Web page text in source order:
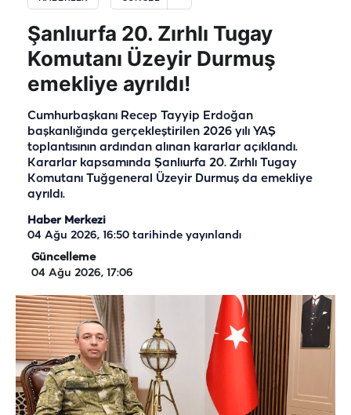
Şanlıurfa 20. Zırhlı Tugay
Komutanı Üzeyir Durmuş
emekliye ayrıldı!
Cumhurbaşkanı Recep Tayyip Erdoğan
başkanlığında gerçekleştirilen 2026 yılı YAŞ
toplantısının ardından alınan kararlar açıklandı.
Kararlar kapsamında Şanlıurfa 20. Zırhlı Tugay
Komutanı Tuğgeneral Üzeyir Durmuş da emekliye
ayrıldı.
Haber Merkezi
04 Ağu 2026, 16:50 tarihinde yayınlandı
Güncelleme
04 Ağu 2026, 17:06